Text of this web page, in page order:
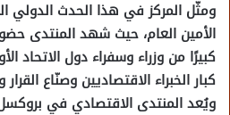
ومثّل المركز في هذا الحدث الدولي
الأمين العام، حيث شهد المنتدى
كبيرًا من وزراء وسفراء دول الاتحاد
كبار الخبراء الاقتصاديين وصنّاع
ويُعد المنتدى الاقتصادي في